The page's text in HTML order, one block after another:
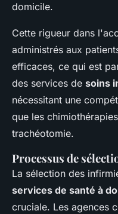
domicile.
Cette rigueur dans
administrés aux
efficaces, ce qui est
des services de soins
nécessitant une
que les
trachéotomie.
Processus de
La sélection des
services de santé à
cruciale. Les agences